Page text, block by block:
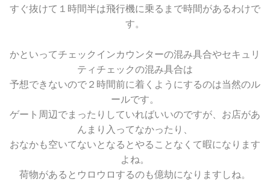
すぐ抜けて１時間半は飛行機に乗るまで時間があるわけで
す。
かといってチェックインカウンターの混み具合やセキュリ
ティチェックの混み具合は
予想できないので２時間前に着くようにするのは当然のル
ールです。
ゲート周辺でまったりしていればいいのですが、お店があ
んまり入ってなかったり、
おなかも空いてないとなるとやることなくて暇になります
よね。
荷物があるとウロウロするのも億劫になりますしね。